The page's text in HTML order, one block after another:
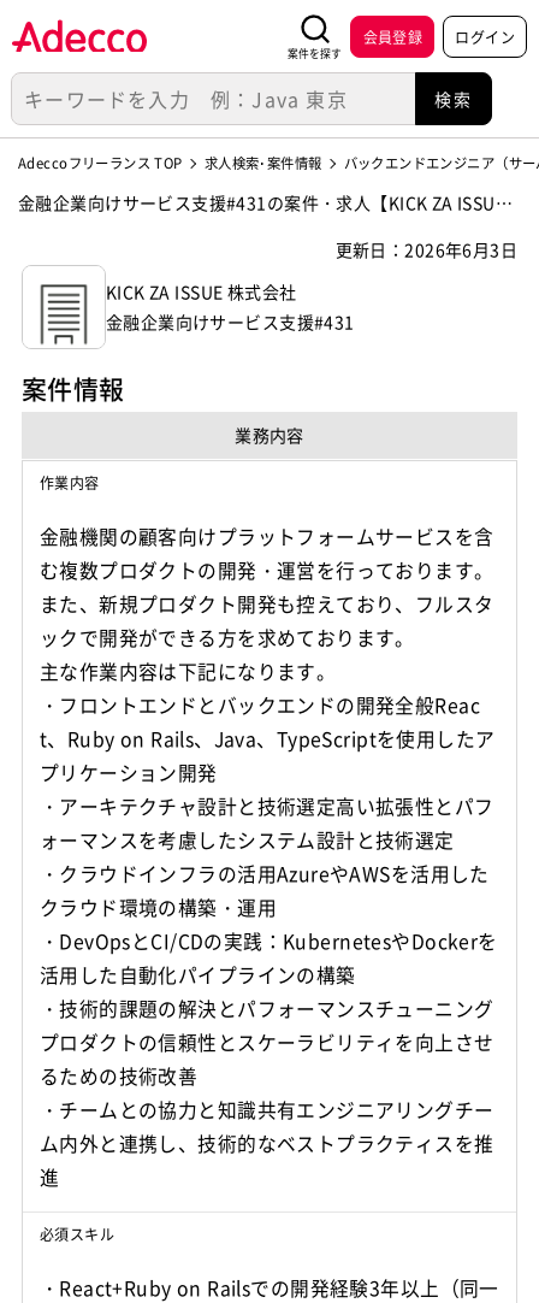
案件を探す
会員登録 ログイン
Adeccoフリーランス TOP 求人検索･案件情報 バックエンドエンジニア（サ
金融企業向けサービス支援#431の案件・求人【KICK ZA ISSUE
更新日：2026年6月3日
KICK ZA ISSUE 株式会社
金融企業向けサービス支援#431
案件情報
業務内容
作業内容
金融機関の顧客向けプラットフォームサービスを含
む複数プロダクトの開発・運営を行っております。
また、新規プロダクト開発も控えており、フルスタ
ックで開発ができる方を求めております。
主な作業内容は下記になります。
・フロントエンドとバックエンドの開発全般Reac
t、Ruby on Rails、Java、TypeScriptを使用したア
プリケーション開発
・アーキテクチャ設計と技術選定高い拡張性とパフ
ォーマンスを考慮したシステム設計と技術選定
・クラウドインフラの活用AzureやAWSを活用した
クラウド環境の構築・運用
・DevOpsとCI/CDの実践：KubernetesやDockerを
活用した自動化パイプラインの構築
・技術的課題の解決とパフォーマンスチューニング
プロダクトの信頼性とスケーラビリティを向上させ
るための技術改善
・チームとの協力と知識共有エンジニアリングチー
ム内外と連携し、技術的なベストプラクティスを推
進
必須スキル
・React+Ruby on Railsでの開発経験3年以上（同一